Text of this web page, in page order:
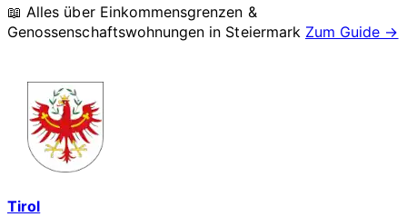
📖 Alles über Einkommensgrenzen &
Genossenschaftswohnungen in Steiermark Zum Guide →
Tirol